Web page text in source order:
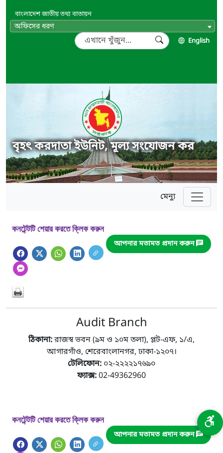
বাংলাদেশ জাতীয় তথ্য বাতায়ন
অফিসের ধরণ
English
বৃহৎ করদাতা ইউনিট, মূল্য সংযোজন কর
মেন্যু
আপনার মতামত প্রদান করুন
কনটেন্টটি শেয়ার করতে ক্লিক করুন
Audit Branch
ঠিকানা:রাজস্ব ভবন (৯ম ও ১০ম তলা), প্লট-এফ, ১/এ,
আগারগাঁও, শেরেবাংলানগর, ঢাকা-১২০৭।
টেলিফোন: ০২-২২২২১৭৬৯০
ফ্যাক্স:02-49362960
আপনার মতামত প্রদান করুন
কনটেন্টটি শেয়ার করতে ক্লিক করুন